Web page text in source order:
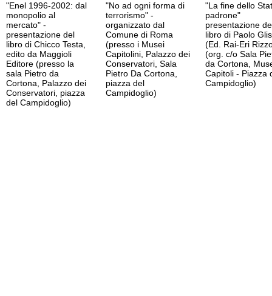
"Enel 1996-2002: dal
monopolio al
mercato" -
presentazione del
libro di Chicco Testa,
edito da Maggioli
Editore (presso la
sala Pietro da
Cortona, Palazzo dei
Conservatori, piazza
del Campidoglio)
"No ad ogni forma di
terrorismo" -
organizzato dal
Comune di Roma
(presso i Musei
Capitolini, Palazzo dei
Conservatori, Sala
Pietro Da Cortona,
piazza del
Campidoglio)
"La fine dello
padrone"
presentazione
libro di Paolo
(Ed. Rai-Eri
(org. c/o Sala
da Cortona,
Capitoli - Piazza
Campidoglio)